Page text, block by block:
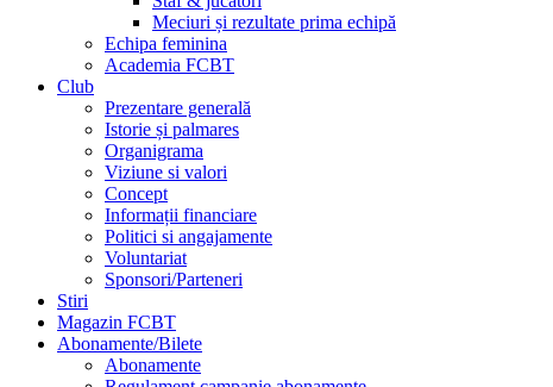
Meciuri și rezultate prima echipă
Echipa feminina
Academia FCBT
Club
Prezentare generală
Istorie și palmares
Organigrama
Viziune si valori
Concept
Informații financiare
Politici si angajamente
Voluntariat
Sponsori/Parteneri
Stiri
Magazin FCBT
Abonamente/Bilete
Abonamente